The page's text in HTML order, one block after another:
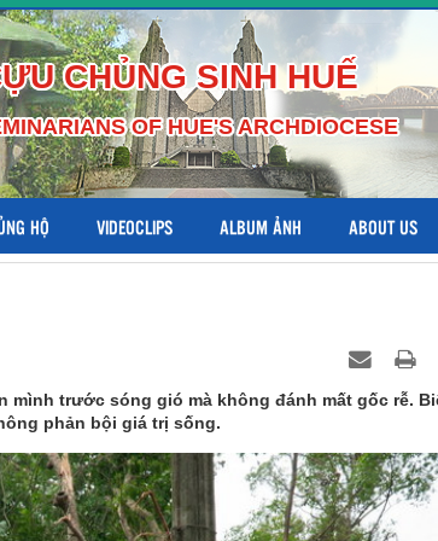
CHỦNG SINH HUẾ
OF HUE'S ARCHDIOCESE
HỘ VIDEOCLIPS ALBUM ẢNH ABOUT US
trước sóng gió mà không đánh mất gốc rễ.
phản bội giá trị sống.